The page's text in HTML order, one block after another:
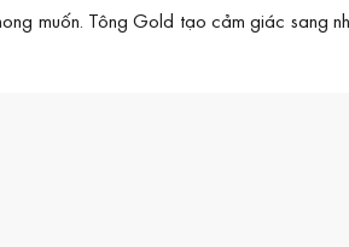
muốn. Tông Gold tạo cảm giác sang